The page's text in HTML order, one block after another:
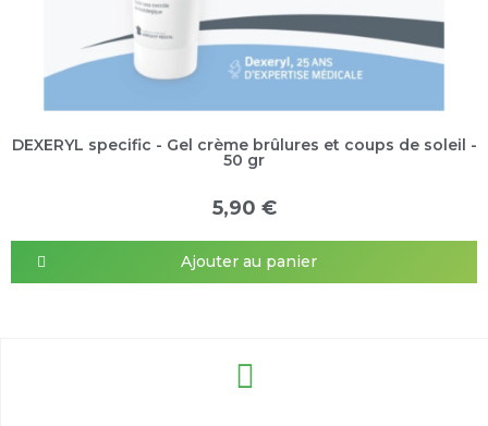
DEXERYL specific - Gel crème brûlures et coups de soleil -
50 gr
5,90 €
Ajouter au panier